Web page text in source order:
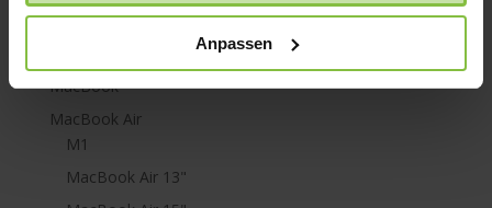
Anpassen
Mac Pro
MacBook
MacBook Air
M1
MacBook Air 13"